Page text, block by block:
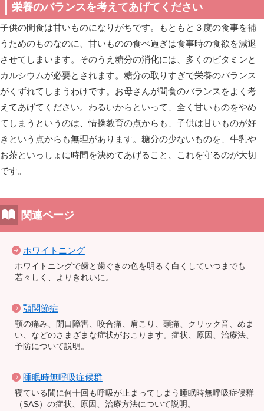
栄養のバランスを考えてあげてください
子供の間食は甘いものになりがちです。もともと３度の食事を補
うためのものなのに、甘いものの食べ過ぎは食事時の食欲を減退
させてしまいます。そのうえ糖分の消化には、多くのビタミンと
カルシウムが必要とされます。糖分の取りすぎで栄養のバランス
がくずれてしまうわけです。お母さんが間食のバランスをよく考
えてあげてください。わるいからといって、全く甘いものをやめ
てしまうというのは、情操教育の点からも、子供は甘いものが好
きという点からも無理があります。糖分の少ないものを、牛乳や
お茶といっしょに時間を決めてあげること、これを守るのが大切
です。
関連ページ
ホワイトニング
ホワイトニングで歯と歯ぐきの色を明るく白くしていつまでも
若々しく、よりきれいに。
顎関節症
顎の痛み、開口障害、咬合痛、肩こり、頭痛、クリック音、めま
い、などのさまざまな症状がおこります。症状、原因、治療法、
予防について説明。
睡眠時無呼吸症候群
寝ている間に何十回も呼吸が止まってしまう睡眠時無呼吸症候群
（SAS）の症状、原因、治療方法について説明。